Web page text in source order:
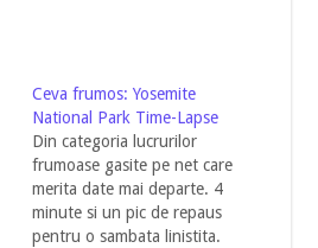
Ceva frumos: Yosemite
National Park Time-Lapse
Din categoria lucrurilor
frumoase gasite pe net care
merita date mai departe. 4
minute si un pic de repaus
pentru o sambata linistita.